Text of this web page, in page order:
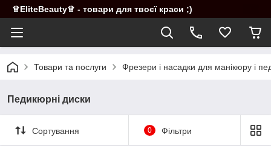
♕EliteBeauty♕ - товари для твоєї краси ;)
Товари та послуги Фрезери і насадки для манікюру і
Педикюрні диски
Сортування 0 Фільтри